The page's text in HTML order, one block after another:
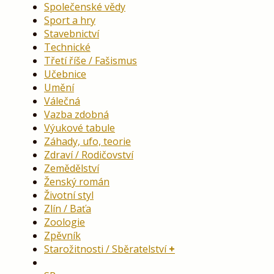
Společenské vědy
Sport a hry
Stavebnictví
Technické
Třetí říše / Fašismus
Učebnice
Umění
Válečná
Vazba zdobná
Výukové tabule
Záhady, ufo, teorie
Zdraví / Rodičovství
Zemědělství
Ženský román
Životní styl
Zlín / Baťa
Zoologie
Zpěvník
Starožitnosti / Sběratelství